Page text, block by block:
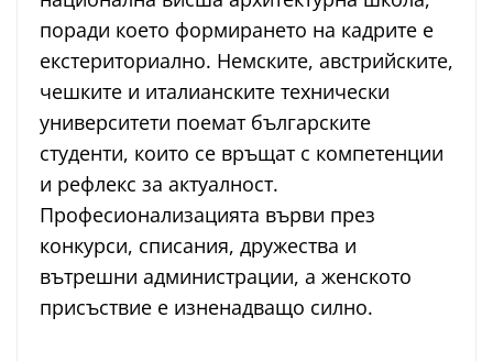
поради което формирането на кадрите е
екстериториално. Немските, австрийските,
чешките и италианските технически
университети поемат българските
студенти, които се връщат с компетенции
и рефлекс за актуалност.
Професионализацията върви през
конкурси, списания, дружества и
вътрешни администрации, а женското
присъствие е изненадващо силно.